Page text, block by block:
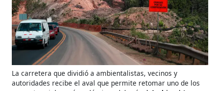
La carretera que dividió a ambientalistas, vecinos y
autoridades recibe el aval que permite retomar uno de los